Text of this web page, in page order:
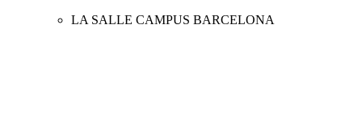
LA SALLE CAMPUS BARCELONA